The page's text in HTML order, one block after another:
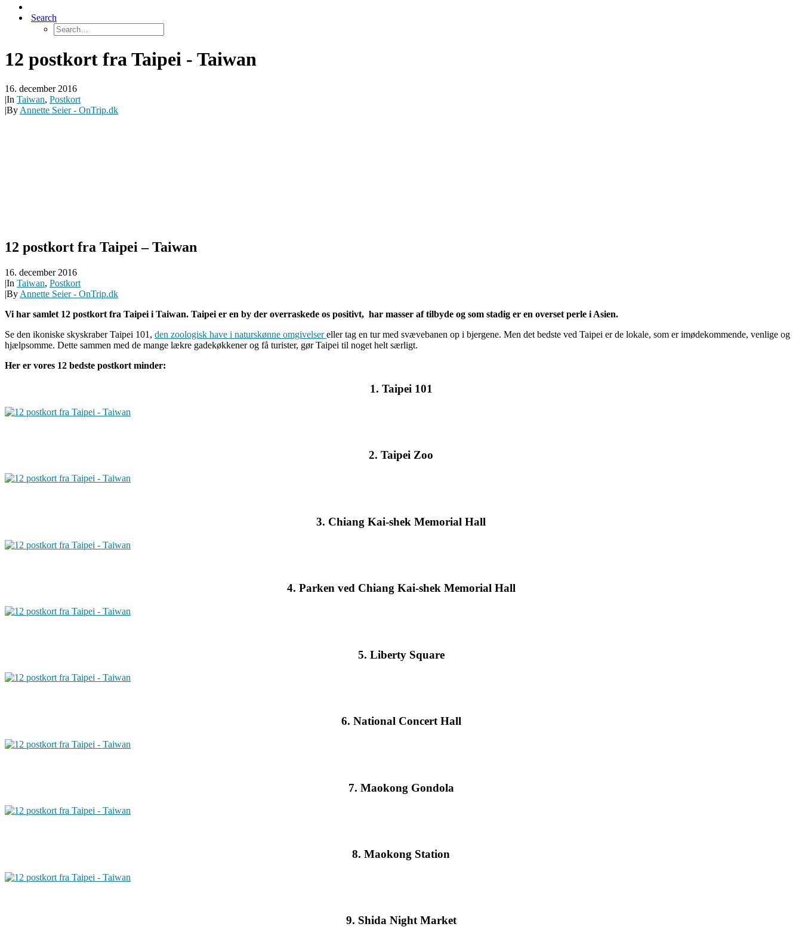
Search
12 postkort fra Taipei - Taiwan
16. december 2016
|In Taiwan, Postkort
|By Annette Seier - OnTrip.dk
12 postkort fra Taipei – Taiwan
16. december 2016
|In Taiwan, Postkort
|By Annette Seier - OnTrip.dk
Vi har samlet 12 postkort fra Taipei i Taiwan. Taipei er en by der overraskede os positivt, har masser af tilbyde og som stadig er en overset perle i Asien.
Se den ikoniske skyskraber Taipei 101, den zoologisk have i naturskønne omgivelsereller tag en tur med svævebanen op i bjergene. Men det bedste ved Taipei er de lokale, som er imødekommende, venlige og
hjælpsomme. Dette sammen med de mange lækre gadekøkkener og få turister, gør Taipei til noget helt særligt.
Her er vores 12 bedste postkort minder:
1. Taipei 101
2. Taipei Zoo
3. Chiang Kai-shek Memorial Hall
4. Parken ved Chiang Kai-shek Memorial Hall
5. Liberty Square
6. National Concert Hall
7. Maokong Gondola
8. Maokong Station
9. Shida Night Market